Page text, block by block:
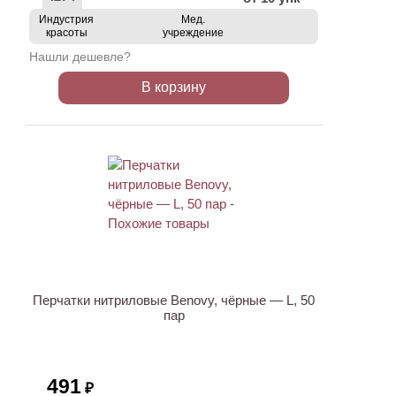
Индустрия
красоты
Мед.
учреждение
Нашли дешевле?
В корзину
Перчатки нитриловые Benovy, чёрные — L, 50
пар
491 ₽